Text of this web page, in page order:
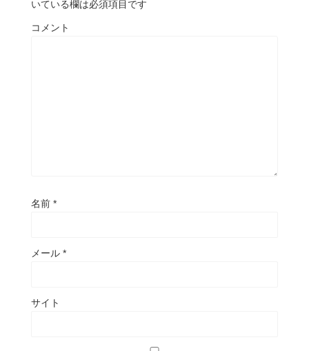
いている欄は必須項目です
コメント
名前 *
メール *
サイト